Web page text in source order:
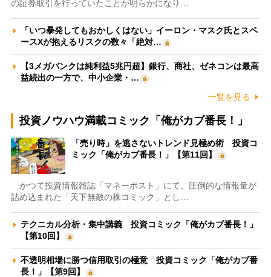
の証券取引を行っていたことが明らかになり…
「いつ暴発してもおかしくはない」イーロン・マスク氏とスペ
ースXが抱えるリスクの数々「絶対…
【3メガバンクは純利益5兆円超】銀行、商社、ゼネコンは最高
益続出の一方で、中小企業・…
一覧を見る
投資ノウハウ満載コミック「俺がカブ番長！」
「売り時」を逃さないトレンド見極め術 投資コ
ミック「俺がカブ番長！」【第11回】
かつて投資情報雑誌「マネーポスト」にて、圧倒的な情報量が
詰め込まれた「天下無敵の株コミック」とし…
テクニカル分析・集中講義 投資コミック「俺がカブ番長！」
【第10回】
不透明相場に勝つ信用取引の極意 投資コミック「俺がカブ番
長！」【第9回】